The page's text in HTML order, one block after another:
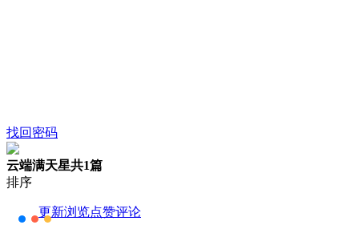
找回密码
云端满天星共1篇
排序
更新浏览点赞评论